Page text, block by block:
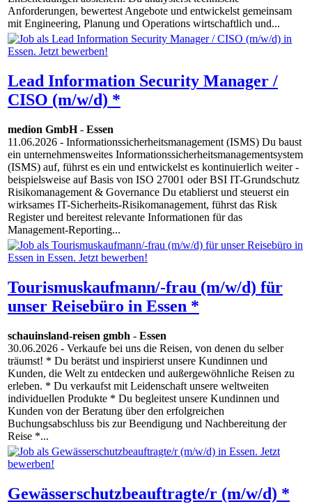
Anforderungen, bewertest Angebote und entwickelst gemeinsam
mit Engineering, Planung und Operations wirtschaftlich und...
Lead Information Security Manager /
CISO (m/w/d) *
medion GmbH- Essen
11.06.2026 - Informationssicherheitsmanagement (ISMS) Du baust
ein unternehmensweites Informationssicherheitsmanagementsystem
(ISMS) auf, führst es ein und entwickelst es kontinuierlich weiter -
beispielsweise auf Basis von ISO 27001 oder BSI IT-Grundschutz
Risikomanagement & Governance Du etablierst und steuerst ein
wirksames IT-Sicherheits-Risikomanagement, führst das Risk
Register und bereitest relevante Informationen für das
Management-Reporting...
Tourismuskaufmann/-frau (m/w/d) für
unser Reisebüro in Essen *
schauinsland-reisen gmbh - Essen
30.06.2026 - Verkaufe bei uns die Reisen, von denen du selber
träumst! * Du berätst und inspirierst unsere Kundinnen und
Kunden, die Welt zu entdecken und außergewöhnliche Reisen zu
erleben. * Du verkaufst mit Leidenschaft unsere weltweiten
individuellen Produkte * Du begleitest unsere Kundinnen und
Kunden von der Beratung über den erfolgreichen
Buchungsabschluss bis zur Beendigung und Nachbereitung der
Reise *...
Gewässerschutzbeauftragte/r (m/w/d) *